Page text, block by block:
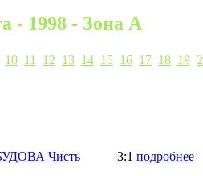
- 1998 - Зона А
10 11 12 13 14 15 16 17 18 19
Чисть 3:1 подробнее